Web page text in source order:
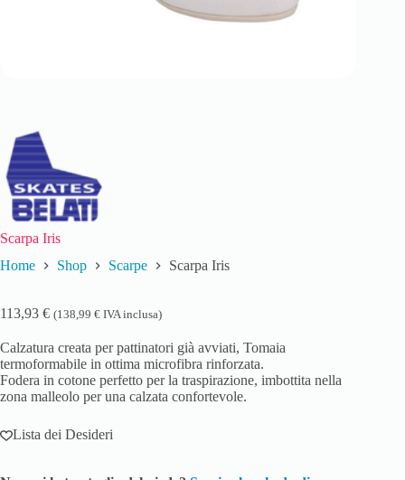
Scarpa Iris
Home
Shop Scarpe Scarpa Iris
113,93 € (138,99 € IVA inclusa)
Calzatura creata per pattinatori già avviati, Tomaia
termoformabile in ottima microfibra rinforzata.
Fodera in cotone perfetto per la traspirazione, imbottita nella
zona malleolo per una calzata confortevole.
Lista dei Desideri